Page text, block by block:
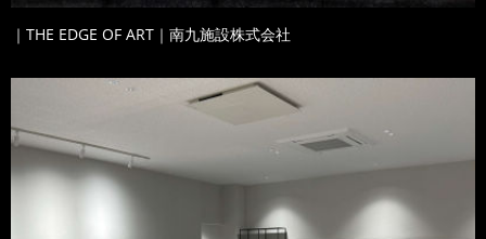
｜THE EDGE OF ART｜南九施設株式会社